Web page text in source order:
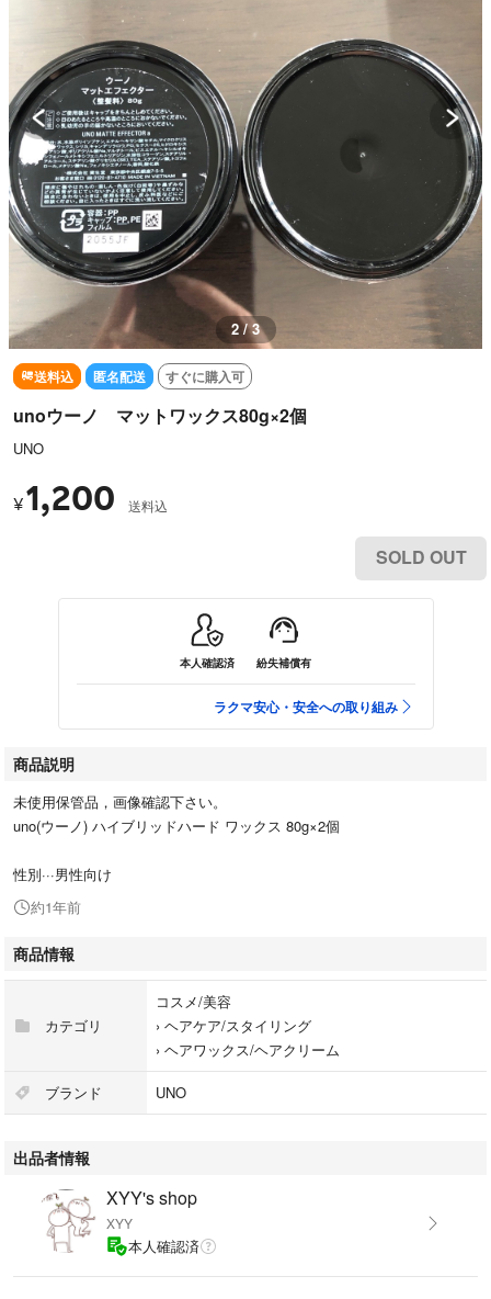
3 / 3
送料込 匿名配送 すぐに購入可
unoウーノ マットワックス80g×2個
UNO
¥1,200 送料込
SOLD OUT
本人確認済 紛失補償有
ラクマ安心・安全への取り組み
商品説明
未使用保管品，画像確認下さい。
uno(ウーノ) ハイブリッドハード ワックス 80g×2個
性別···男性向け
約1年前
商品情報
カテゴリ
コスメ/美容
› ヘアケア/スタイリング
› ヘアワックス/ヘアクリーム
ブランド UNO
出品者情報
XYY's shop
XYY
本人確認済